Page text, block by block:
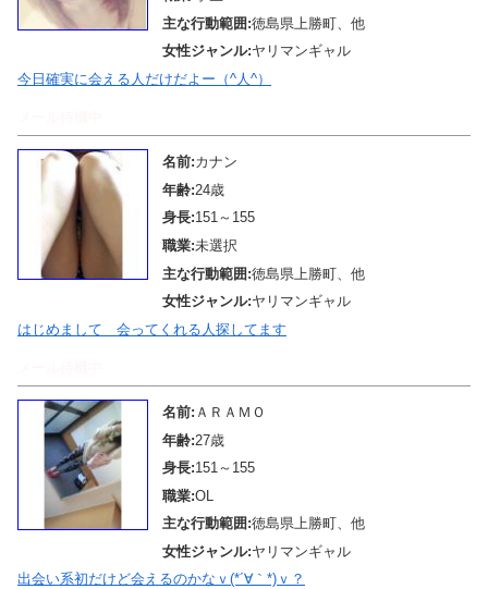
主な行動範囲:徳島県上勝町、他
女性ジャンル:ヤリマンギャル
今日確実に会える人だけだよー（^人^）
名前:カナン
年齢:24歳
身長:151～155
職業:未選択
主な行動範囲:徳島県上勝町、他
女性ジャンル:ヤリマンギャル
はじめまして 会ってくれる人探してます
名前: ＡＲＡＭＯ
年齢:27歳
身長:151～155
職業:OL
主な行動範囲:徳島県上勝町、他
女性ジャンル:ヤリマンギャル
出会い系初だけど会えるのかなｖ(*´∀｀*)ｖ？